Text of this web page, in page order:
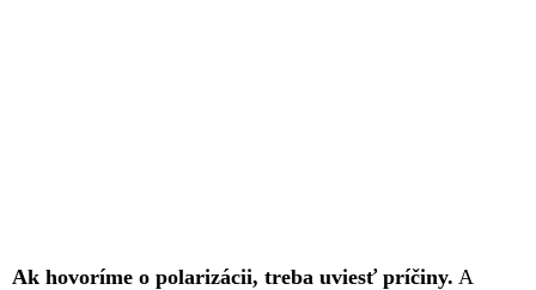
Ak hovoríme o polarizácii, treba uviesť príčiny. A